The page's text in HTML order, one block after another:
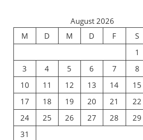
August 2026
M
D M D F S
1
3
4 5 6 7 8
10
11 12 13 14 15
17
18 19 20 21 22
24
25 26 27 28 29
31